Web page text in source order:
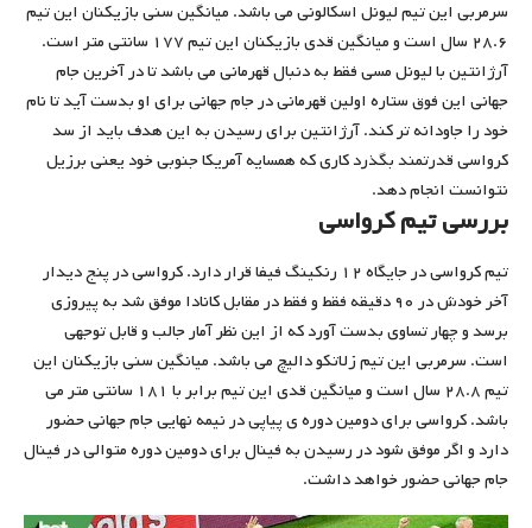
سرمربی این تیم لیونل اسکالونی می باشد. میانگین سنی بازیکنان این تیم
۲۸.۶ سال است و میانگین قدی بازیکنان این تیم ۱۷۷ سانتی متر است.
آرژانتین با لیونل مسی فقط به دنبال قهرمانی می باشد تا در آخرین جام
جهانی این فوق ستاره اولین قهرمانی در جام جهانی برای او بدست آید تا نام
خود را جاودانه تر کند. آرژانتین برای رسیدن به این هدف باید از سد
کرواسی قدرتمند بگذرد کاری که همسایه آمریکا جنوبی خود یعنی برزیل
نتوانست انجام دهد.
بررسی تیم کرواسی
تیم کرواسی در جایگاه ۱۲ رنکینگ فیفا قرار دارد. کرواسی در پنج دیدار
آخر خودش در ۹۰ دقیقه فقط و فقط در مقابل کانادا موفق شد به پیروزی
برسد و چهار تساوی بدست آورد که از این نظر آمار جالب و قابل توجهی
است. سرمربی این تیم زلاتکو دالیچ می باشد. میانگین سنی بازیکنان این
تیم ۲۸.۸ سال است و میانگین قدی این تیم برابر با ۱۸۱ سانتی متر می
باشد. کرواسی برای دومین دوره ی پیاپی در نیمه نهایی جام جهانی حضور
دارد و اگر موفق شود در رسیدن به فینال برای دومین دوره متوالی در فینال
جام جهانی حضور خواهد داشت.